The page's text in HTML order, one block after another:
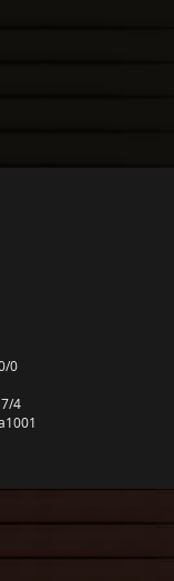
0
7/4
1001